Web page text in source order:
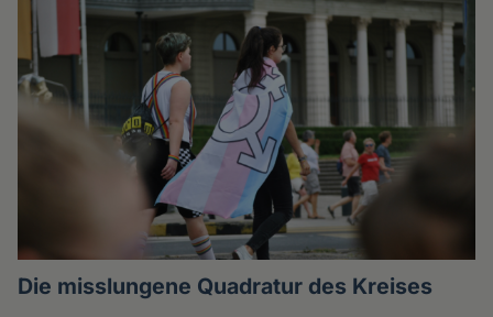
Die misslungene Quadratur des Kreises